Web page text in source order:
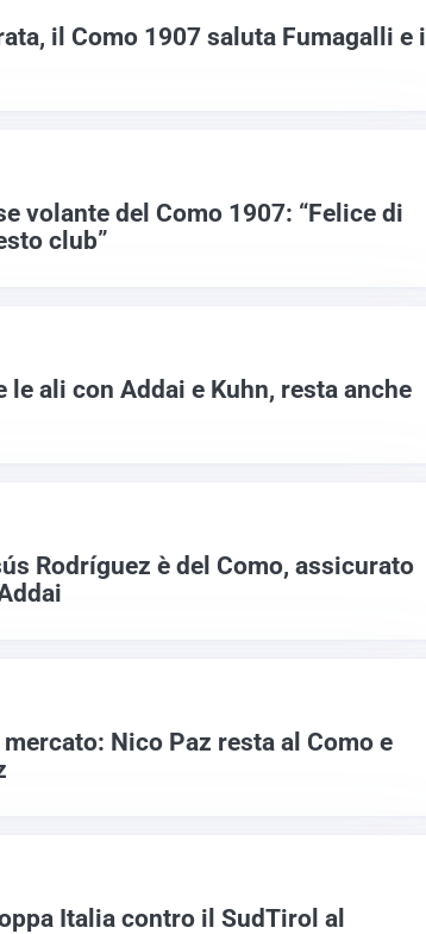
il Como 1907 saluta Fumagalli e il
volante del Como 1907: “Felice di
club”
le ali con Addai e Kuhn, resta anche
Rodríguez è del Como, assicurato
Nico Paz resta al Como e
Italia contro il SudTirol al